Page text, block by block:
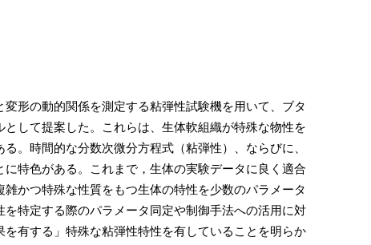
形の動的関係を測定する粘弾性試験機を用いて、ブタ
して提案した。これらは、生体軟組織が特殊な物性を
。時間的な分数次微分方程式（粘弾性）、ならびに、
特色がある。これまで，生体の実験データに良く適合
かつ特殊な性質をもつ生体の特性を少数のパラメータ
特定する際のパラメータ同定や制御手法への活用に対
有する」特殊な粘弾性特性を有していることを明らか